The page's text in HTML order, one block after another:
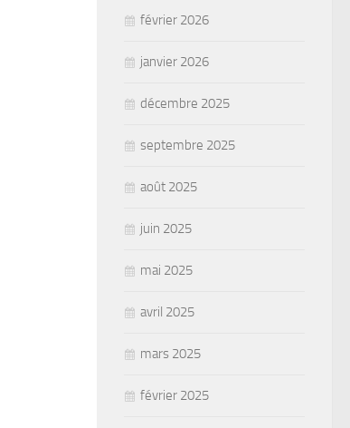
février 2026
janvier 2026
décembre 2025
septembre 2025
août 2025
juin 2025
mai 2025
avril 2025
mars 2025
février 2025